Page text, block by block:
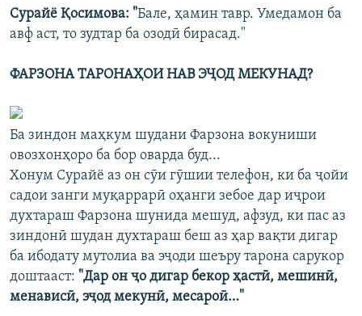
Сурайё Қосимова: "Бале, ҳамин тавр. Умедамон ба
авф аст, то зудтар ба озодӣ бирасад."
ФАРЗОНА ТАРОНАҲОИ НАВ ЭҶОД МЕКУНАД?
Ба зиндон маҳкум шудани Фарзона вокуниши
овозхонҳоро ба бор оварда буд...
Хонум Сурайё аз он сӯи гӯшии телефон, ки ба ҷойи
садои занги муқаррарӣ оҳанги зебое дар иҷрои
духтараш Фарзона шунида мешуд, афзуд, ки пас аз
зиндонӣ шудан духтараш беш аз ҳар вақти дигар
ба ибодату мутолиа ва эҷоди шеъру тарона сарукор
доштааст: "Дар он ҷо дигар бекор ҳастӣ, мешинӣ,
менависӣ, эҷод мекунӣ, месароӣ…"